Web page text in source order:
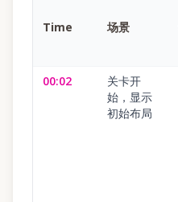
Time 场景
00:02
关卡开
始，显示
初始布局